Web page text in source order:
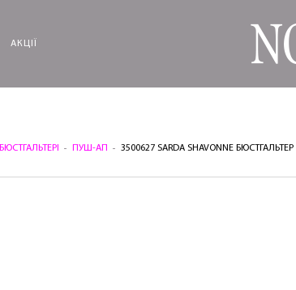
АКЦІЇ
БЮСТГАЛЬТЕРІ ПУШ-АП 3500627 SARDA SHAVONNE